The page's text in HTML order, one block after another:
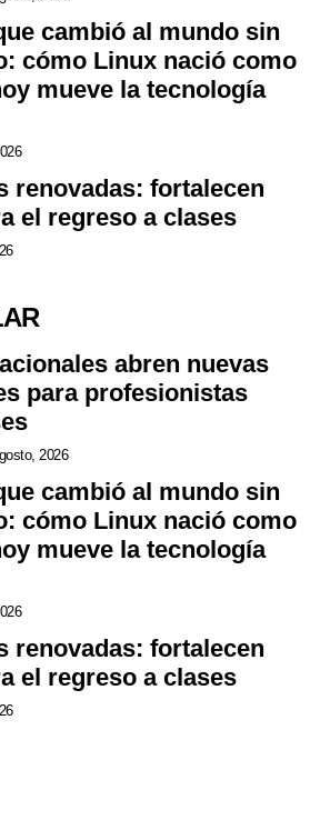
cambió al mundo sin
cómo Linux nació como
mueve la tecnología
renovadas: fortalecen
el regreso a clases
abren nuevas
para profesionistas
2026
cambió al mundo sin
cómo Linux nació como
mueve la tecnología
renovadas: fortalecen
el regreso a clases